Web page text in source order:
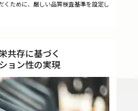
くために、厳しい品質検査基準を設定し
共存に基づく
ョン性の実現